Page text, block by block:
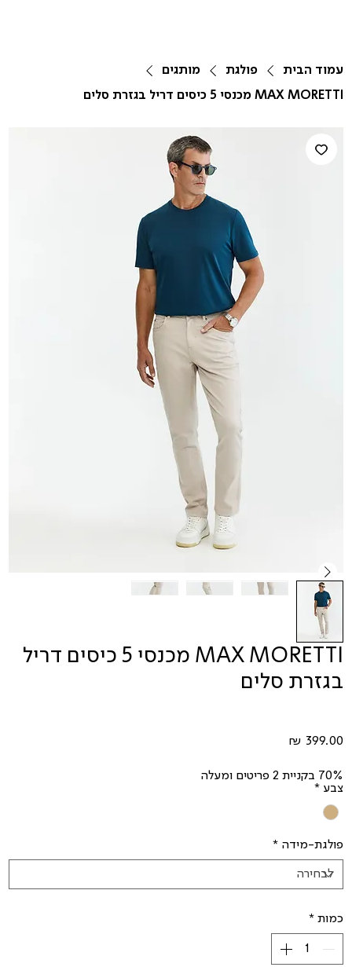
עמוד הבית פולגת
מותגים
MAX MORETTI מכנסי 5 כיסים דריל בגזרת סלים
MAX MORETTI מכנסי 5 כיסים דריל
בגזרת סלים
70% בקניית 2 פריטים ומעלה
צבע *
פולגת-מידה *
כמות *